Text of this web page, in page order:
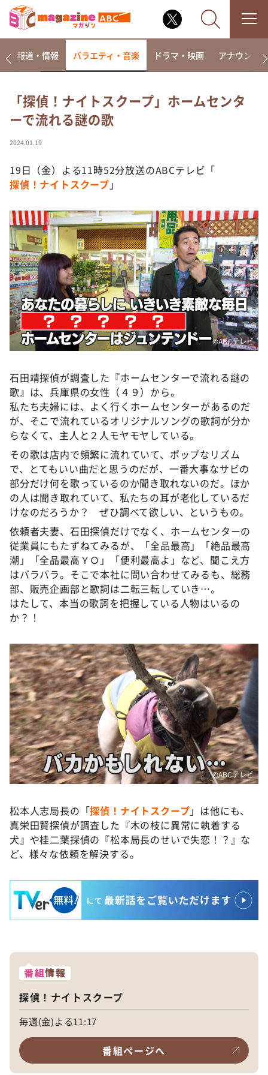
なるみ・岡村の過ぎるTV
相席食堂
～人生密着トークバラエティ！～ やすとものいたっ
て真剣です
news おかえり
河合＆A.B.C-Z塚田×福井アナ「なんでやねん！？」
（news おかえり）
DAIGOも台所 ～きょうの献立 何にする？～
本日はダイアンなり！シーズン２
朝だ！生です旅サラダ
教えて！ニュースライブ 正義のミカタ
新婚さんいらっしゃい！
ポツンと一軒家
ザキ山小屋本館
ぺこぱのまるスポ
アナ回覧板
報道・情報 バラエティ・音楽 ドラマ・映画 アナウンサー
「探偵！ナイトスクープ」ホームセンタ
ーで流れる謎の歌
2024.01.19
19日（金）よる11時52分放送のABCテレビ「
探偵！ナイトスクープ 」
©ABCテレビ
石田靖探偵が調査した『ホームセンターで流れる謎の
歌』は、兵庫県の女性（４９）から。
私たち夫婦には、よく行くホームセンターがあるのだ
が、そこで流れているオリジナルソングの歌詞が分か
らなくて、主人と２人モヤモヤしている。
その歌は店内で頻繁に流れていて、ポップなリズム
で、とてもいい曲だと思うのだが、一番大事なサビの
部分だけ何を歌っているのか聞き取れないのだ。ほか
の人は聞き取れていて、私たちの耳が老化しているだ
けなのだろうか？ ぜひ調べて欲しい、というもの。
依頼者夫妻、石田探偵だけでなく、ホームセンターの
従業員にもたずねてみるが、「全品最高」「絶品最高
潮」「全品最高ＹＯ」「便利最高よ」など、聞こえ方
はバラバラ。そこで本社に問い合わせてみるも、総務
部、販売企画部と歌詞は二転三転していき…。
はたして、本当の歌詞を把握している人物はいるの
か？！
©ABCテレビ
松本人志局長の「探偵！ナイトスクープ」は他にも、
真栄田賢探偵が調査した『木の枝に異常に執着する
犬』や桂二葉探偵の『松本局長のせいで失恋！？』な
ど、様々な依頼を解決する。
番組情報
探偵！ナイトスクープ
毎週(金)よる11:17
番組ページへ